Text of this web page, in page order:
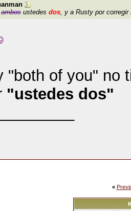
ambos ustedes dos, y a Rusty por corregir
"both of you"
"ustedes dos"
«